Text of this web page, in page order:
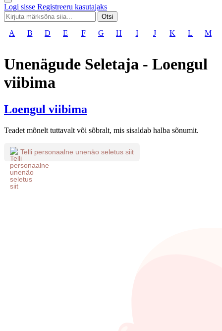
Logi sisse Registreeru kasutajaks
Otsi
A B D E F G H I J K L M
Unenägude Seletaja - Loengul
viibima
Loengul viibima
Teadet mõnelt tuttavalt või sõbralt, mis sisaldab halba sõnumit.
Telli personaalne unenäo seletus siit